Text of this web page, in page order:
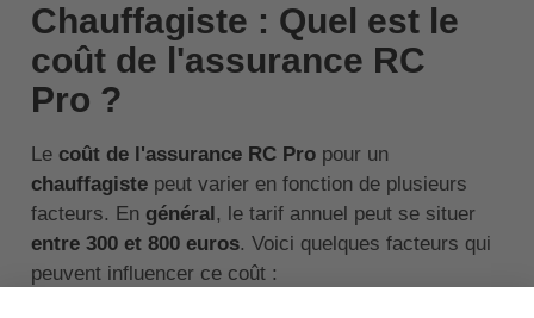
Chauffagiste : Quel est le
coût de l'assurance RC
Pro ?
Le coût de l'assurance RC Propour un
chauffagiste peut varier en fonction de plusieurs
facteurs. En général , le tarif annuel peut se situer
entre 300 et 800 euros. Voici quelques facteurs qui
peuvent influencer ce coût :